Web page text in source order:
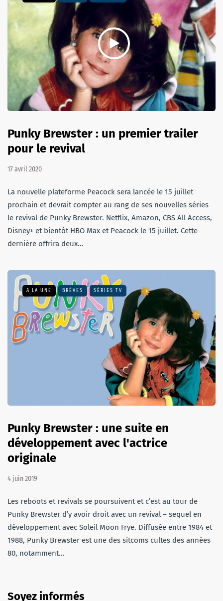
Punky Brewster : un premier trailer
pour le revival
17 avril 2020
La nouvelle plateforme Peacock sera lancée le 15 juillet
prochain et devrait compter au rang de ses nouvelles séries
le revival de Punky Brewster. Netflix, Amazon, CBS All Access,
Disney+ et bientôt HBO Max et Peacock le 15 juillet. Cette
dernière offrira deux…
A LA UNE BRÈVES SÉRIES TV
Punky Brewster : une suite en
développement avec l'actrice
originale
4 juin 2019
Les reboots et revivals se poursuivent et c’est au tour de
Punky Brewster d’y avoir droit avec un revival – sequel en
développement avec Soleil Moon Frye. Diffusée entre 1984 et
1988, Punky Brewster est une des sitcoms cultes des années
80, notamment…
Soyez informés